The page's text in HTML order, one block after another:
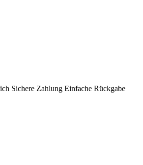
Sichere Zahlung Einfache Rückgabe